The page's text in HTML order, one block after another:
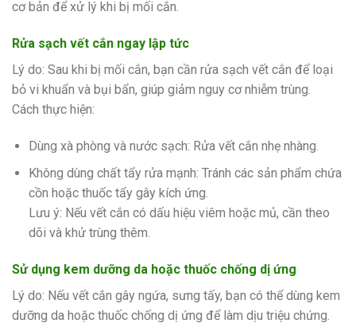
cơ bản để xử lý khi bị mối cắn.
Rửa sạch vết cắn ngay lập tức
Lý do: Sau khi bị mối cắn, bạn cần rửa sạch vết cắn để loại
bỏ vi khuẩn và bụi bẩn, giúp giảm nguy cơ nhiễm trùng.
Cách thực hiện:
Dùng xà phòng và nước sạch: Rửa vết cắn nhẹ nhàng.
Không dùng chất tẩy rửa mạnh: Tránh các sản phẩm chứa
cồn hoặc thuốc tẩy gây kích ứng.
Lưu ý: Nếu vết cắn có dấu hiệu viêm hoặc mủ, cần theo
dõi và khử trùng thêm.
Sử dụng kem dưỡng da hoặc thuốc chống dị ứng
Lý do: Nếu vết cắn gây ngứa, sưng tấy, bạn có thể dùng kem
dưỡng da hoặc thuốc chống dị ứng để làm dịu triệu chứng.